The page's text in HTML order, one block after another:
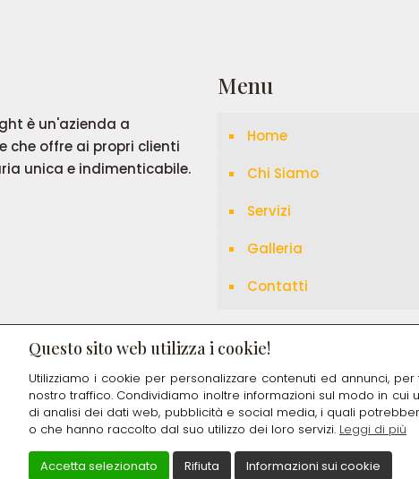
è un'azienda a
che offre ai propri clienti
unica e indimenticabile.
Menu
Home
Chi Siamo
Servizi
Galleria
Contatti
Questo sito web utilizza i cookie!
Utilizziamo i cookie per personalizzare contenuti ed annunci,
nostro traffico. Condividiamo inoltre informazioni sul modo in
di analisi dei dati web, pubblicità e social media, i quali
o che hanno raccolto dal suo utilizzo dei loro servizi. Leggi di più
Accetta selezionato Rifiuta Informazioni sui cookie